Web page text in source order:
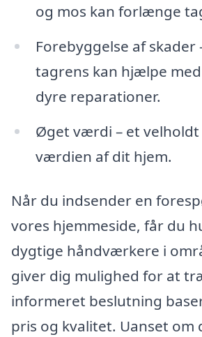
og mos kan forlænge
Forebyggelse af skader
tagrens kan hjælpe
dyre reparationer.
Øget værdi – et velholdt
værdien af dit hjem.
Når du indsender en
vores hjemmeside, får du
dygtige håndværkere i
giver dig mulighed for at
informeret beslutning
pris og kvalitet. Uanset om